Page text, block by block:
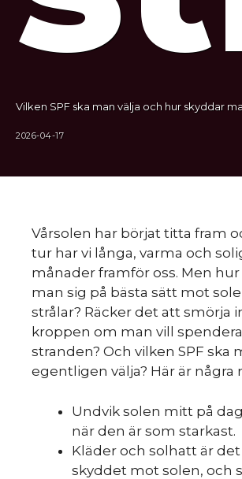
Vilken SPF ska man välja och hur skyddar
2026-04-17
Vårsolen har börjat titta fram
tur har vi långa, varma och
månader framför oss. Men
man sig på bästa sätt mot
strålar? Räcker det att smörja
kroppen om man vill
stranden? Och vilken SPF ska
egentligen välja? Här är några
Undvik solen mitt på
när den är som starkast.
Kläder och solhatt är det
skyddet mot solen, och